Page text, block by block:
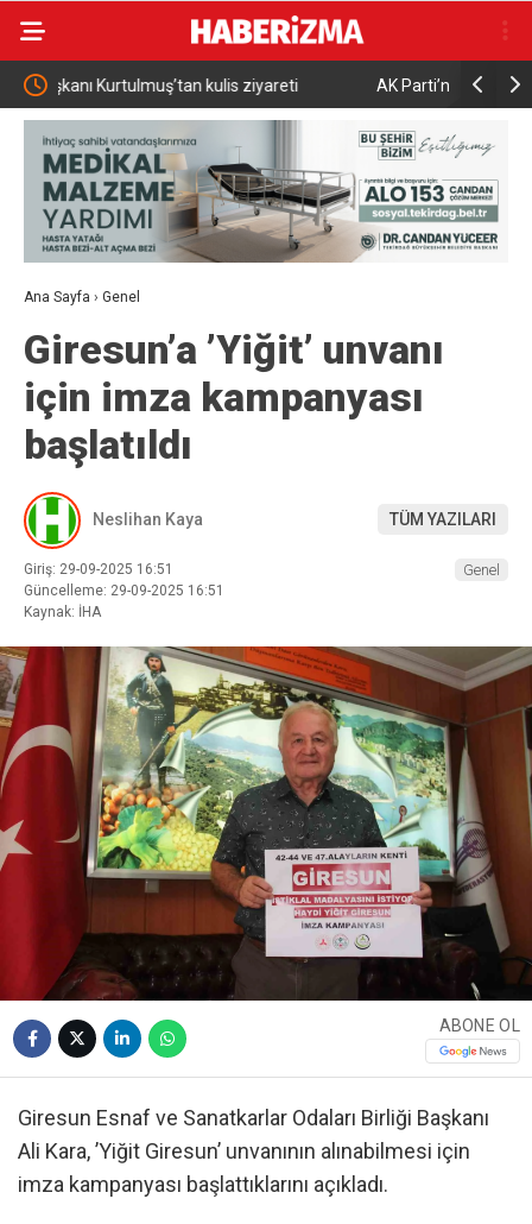
AK Parti’nin kuruluşunun 25. yılında Konya’da hatim
programı gerçekleştirildi
AK
Ana Sayfa › Genel
Giresun’a ’Yiğit’ unvanı
için imza kampanyası
başlatıldı
Neslihan Kaya TÜM YAZILARI
Giriş: 29-09-2025 16:51
Güncelleme: 29-09-2025 16:51
Kaynak: İHA
Genel
ABONE OL
Giresun Esnaf ve Sanatkarlar Odaları Birliği Başkanı
Ali Kara, ’Yiğit Giresun’ unvanının alınabilmesi için
imza kampanyası başlattıklarını açıkladı.